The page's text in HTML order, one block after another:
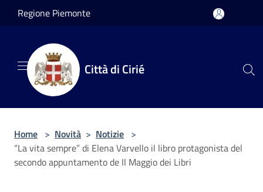
Salta al contenuto principale
Regione Piemonte
Città di Cirié
Home > Novità > Notizie >
“La vita sempre” di Elena Varvello il libro protagonista del
secondo appuntamento de Il Maggio dei Libri